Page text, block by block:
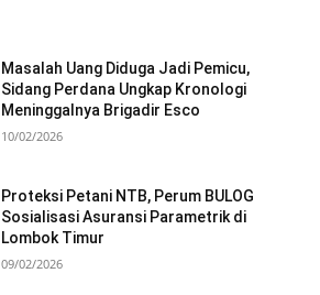
Masalah Uang Diduga Jadi Pemicu,
Sidang Perdana Ungkap Kronologi
Meninggalnya Brigadir Esco
10/02/2026
Proteksi Petani NTB, Perum BULOG
Sosialisasi Asuransi Parametrik di
Lombok Timur
09/02/2026